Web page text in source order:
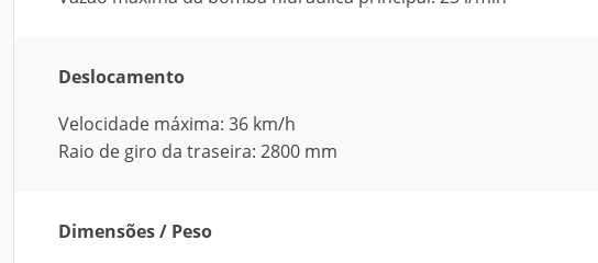
Deslocamento
Velocidade máxima: 36 km/h
Raio de giro da traseira: 2800 mm
Dimensões / Peso